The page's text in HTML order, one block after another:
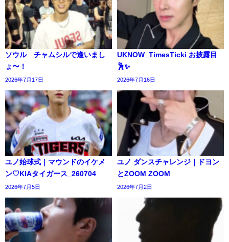
ソウル チャムシルで逢いまし
ょ〜！
2026年7月17日
UKNOW_TimesTicki お披露目
🕺✨️
2026年7月16日
ユノ始球式｜マウンドのイケメ
ン♡KIAタイガース_260704
2026年7月5日
ユノ ダンスチャレンジ｜ドヨン
とZOOM ZOOM
2026年7月2日